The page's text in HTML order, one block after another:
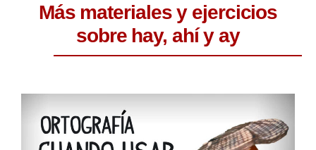
Más materiales y ejercicios
sobre hay, ahí y ay